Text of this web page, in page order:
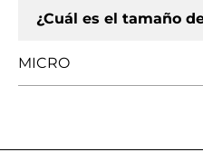
¿Cuál es el tamaño
MICRO